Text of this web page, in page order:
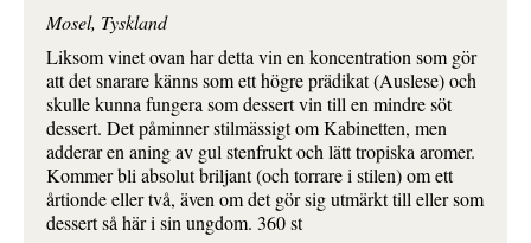
Mosel, Tyskland
Liksom vinet ovan har detta vin en koncentration som gör
att det snarare känns som ett högre prädikat (Auslese) och
skulle kunna fungera som dessert vin till en mindre söt
dessert. Det påminner stilmässigt om Kabinetten, men
adderar en aning av gul stenfrukt och lätt tropiska aromer.
Kommer bli absolut briljant (och torrare i stilen) om ett
årtionde eller två, även om det gör sig utmärkt till eller som
dessert så här i sin ungdom. 360 st